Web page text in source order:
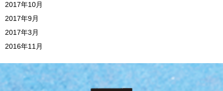
2017年10月
2017年9月
2017年3月
2016年11月